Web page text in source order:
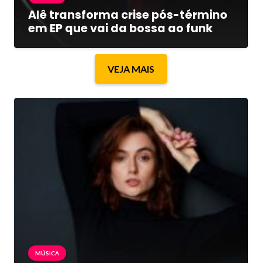
Alê transforma crise pós-término
em EP que vai da bossa ao funk
VEJA MAIS
MÚSICA